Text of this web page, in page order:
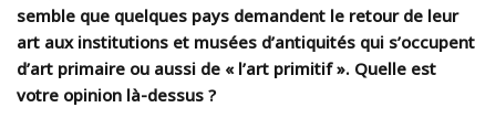
semble que quelques pays demandent le retour de leur
art aux institutions et musées d’antiquités qui s’occupent
d’art primaire ou aussi de « l’art primitif ». Quelle est
votre opinion là-dessus ?